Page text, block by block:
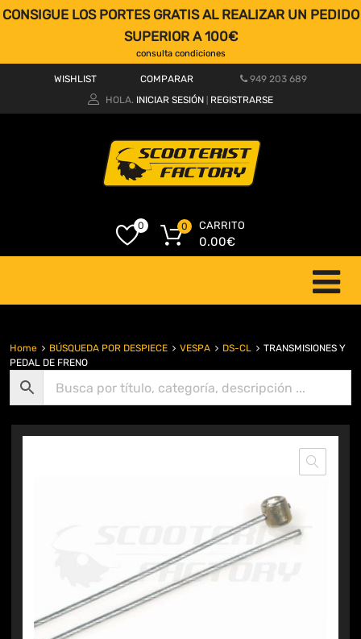
CONSIGUE LOS PORTES GRATIS AL REALIZAR UN PEDIDO
SUPERIOR A 100€
consulta condiciones
WISHLIST COMPARAR
949 203 689
HOLA. INICIAR SESIÓN REGISTRARSE
0 CARRITO
0.00€
0
Home BÚSQUEDA POR DESPIECE VESPA DS-CL
TRANSMISIONES Y
PEDAL DE FRENO